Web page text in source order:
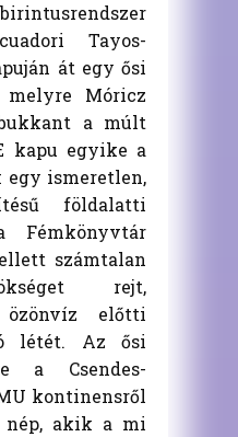
Tayos-
át egy ősi
melyre Móricz
a múlt
kapu egyike a
egy ismeretlen,
földalatti
Fémkönyvtár
számtalan
rejt,
előtti
létét. Az ősi
a Csendes-
kontinensről
nép, akik a mi